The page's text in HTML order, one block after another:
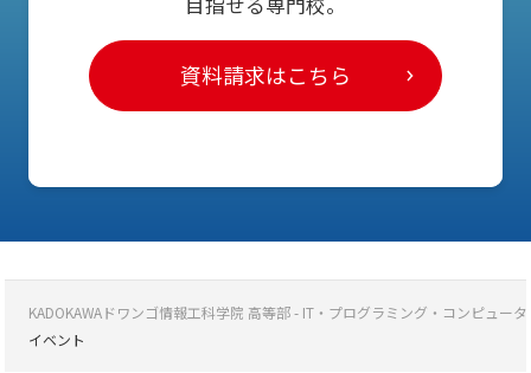
資料請求はこちら
KADOKAWAドワンゴ情報工科学院 高等部 - IT・プログラミング・コンピュー
イベント